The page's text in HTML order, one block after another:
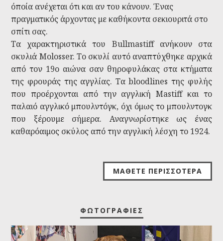
όποία ανέχεται ότι και αν του κάνουν. Ένας
πραγματικός άρχοντας με καθήκοντα σεκιουριτά στο
σπίτι σας.
Τα χαρακτηριστικά του Bullmastiff ανήκουν στα
σκυλιά Molosser. Το σκυλί αυτό αναπτύχθηκε αρχικά
από τον 19ο αιώνα σαν θηροφυλάκας στα κτήματα
της φρουράς της αγγλίας. Τα bloodlines της φυλής
που προέρχονται από την αγγλική Mastiff και το
παλαιό αγγλικό μπουλντόγκ, όχι όμως το μπουλντογκ
που ξέρουμε σήμερα. Αναγνωρίστηκε ως ένας
καθαρόαιμος σκύλος από την αγγλική λέσχη το 1924.
ΜΆΘΕΤΕ ΠΕΡΙΣΣΌΤΕΡΑ
ΦΩΤΟΓΡΑΦΊΕΣ